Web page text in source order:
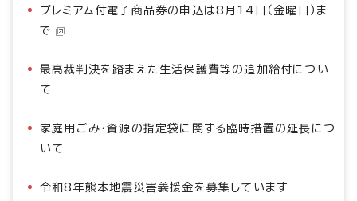
プレミアム付電子商品券の申込は8月14日（金曜日）ま
で
最高裁判決を踏まえた生活保護費等の追加給付につい
て
家庭用ごみ・資源の指定袋に関する臨時措置の延長につ
いて
令和8年熊本地震災害義援金を募集しています